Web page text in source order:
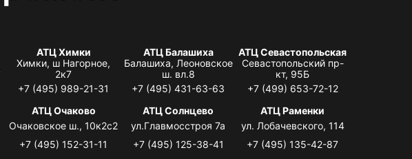
АТЦ Химки
Химки, ш Нагорное,
2к7
+7 (495) 989-21-31
АТЦ Балашиха
Балашиха, Леоновское
ш. вл.8
+7 (495) 431-63-63
АТЦ Севастопольская
Севастопольский пр-
кт, 95Б
+7 (499) 653-72-12
АТЦ Очаково
Очаковское ш., 10к2с2
+7 (495) 152-31-11
АТЦ Солнцево
ул.Главмосстроя 7а
+7 (495) 125-38-41
АТЦ Раменки
ул. Лобачевского, 114
+7 (495) 135-42-87